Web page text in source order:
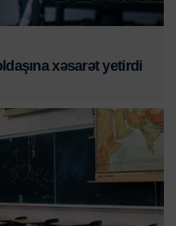
xəsarət yetirdi